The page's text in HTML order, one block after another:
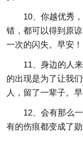
10、你越优秀
错，都可以得到原
一次的闪失。早安！
11、身边的人
的出现是为了让我
人，留了一辈子。早
12、会有那么
有的伤痕都变成了勋